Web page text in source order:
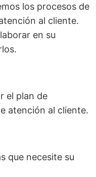
los procesos de
al cliente.
en su
el plan de
atención al cliente.
que necesite su